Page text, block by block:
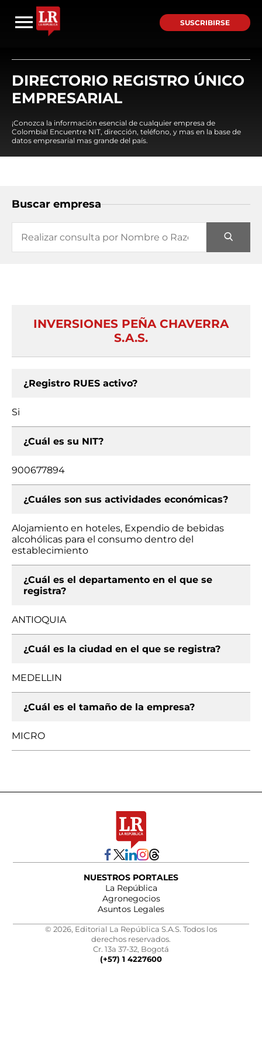
SUSCRIBIRSE
DIRECTORIO REGISTRO ÚNICO
EMPRESARIAL
¡Conozca la información esencial de cualquier empresa de
Colombia! Encuentre NIT, dirección, teléfono, y mas en la base de
datos empresarial mas grande del país.
Buscar empresa
INVERSIONES PEÑA CHAVERRA
S.A.S.
¿Registro RUES activo?
Si
¿Cuál es su NIT?
900677894
¿Cuáles son sus actividades económicas?
Alojamiento en hoteles, Expendio de bebidas
alcohólicas para el consumo dentro del
establecimiento
¿Cuál es el departamento en el que se
registra?
ANTIOQUIA
¿Cuál es la ciudad en el que se registra?
MEDELLIN
¿Cuál es el tamaño de la empresa?
MICRO
NUESTROS PORTALES
La República
Agronegocios
Asuntos Legales
© 2026, Editorial La República S.A.S. Todos los
derechos reservados.
Cr. 13a 37-32, Bogotá
(+57) 1 4227600